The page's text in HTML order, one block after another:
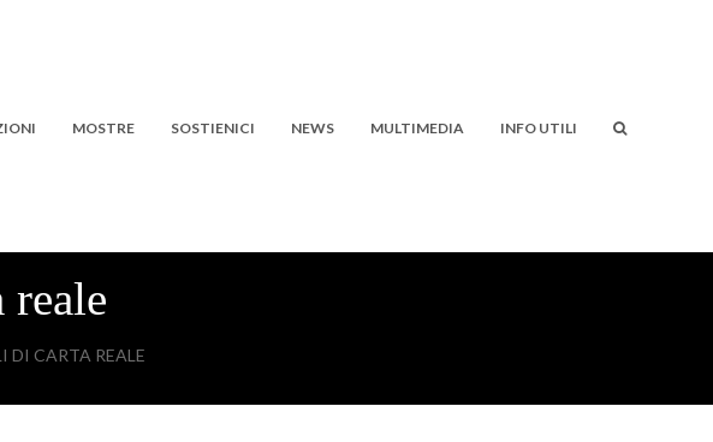
MOSTRE SOSTIENICI NEWS MULTIMEDIA INFO UTILI
DI CARTA REALE